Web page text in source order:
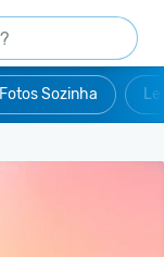
Fotos Sozinha